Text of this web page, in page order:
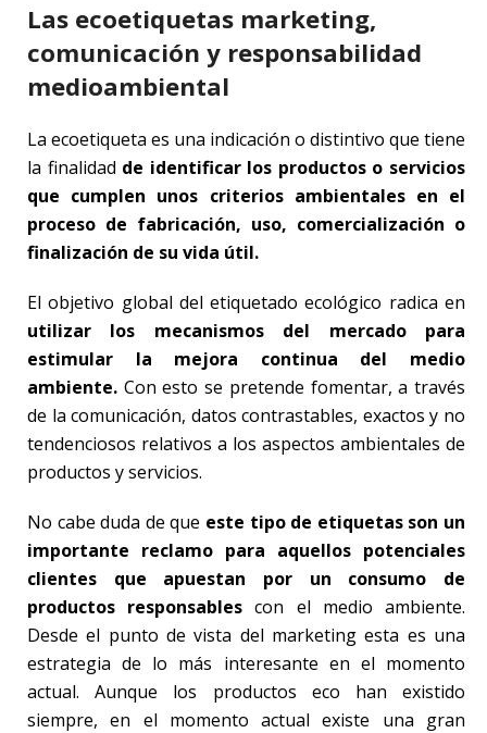
Las ecoetiquetas marketing,
comunicación y responsabilidad
medioambiental
La ecoetiqueta es una indicación o distintivo que tiene
la finalidad de identificar los productos o servicios
que cumplen unos criterios ambientales en el
proceso de fabricación, uso, comercialización o
finalización de su vida útil.
El objetivo global del etiquetado ecológico radica en
utilizar los mecanismos del mercado para
estimular la mejora continua del medio
ambiente. Con esto se pretende fomentar, a través
de la comunicación, datos contrastables, exactos y no
tendenciosos relativos a los aspectos ambientales de
productos y servicios.
No cabe duda de que este tipo de etiquetas son un
importante reclamo para aquellos potenciales
clientes que apuestan por un consumo de
productos responsables con el medio ambiente.
Desde el punto de vista del marketing esta es una
estrategia de lo más interesante en el momento
actual. Aunque los productos eco han existido
siempre, en el momento actual existe una gran